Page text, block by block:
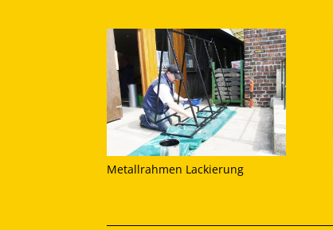
Metallrahmen Lackierung